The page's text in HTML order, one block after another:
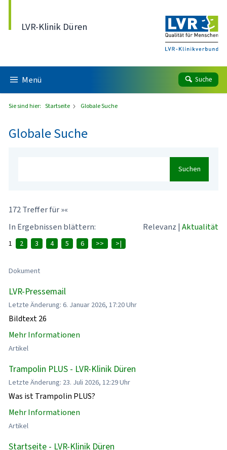
LVR-Klinik Düren
Menü Suche
Sie sind hier: Startseite Globale Suche
Globale Suche
Suchen
172 Treffer für »«
In Ergebnissen blättern:
Relevanz | Aktualität
1 2 3 4 5 6 >> >|
Dokument
LVR-Pressemail
Letzte Änderung: 6. Januar 2026, 17:20 Uhr
Bildtext 26
Mehr Informationen
Artikel
Trampolin PLUS - LVR-Klinik Düren
Letzte Änderung: 23. Juli 2026, 12:29 Uhr
Was ist Trampolin PLUS?
Mehr Informationen
Artikel
Startseite - LVR-Klinik Düren